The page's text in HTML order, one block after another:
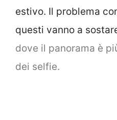
estivo. Il problema
questi vanno a
dove il panorama è
dei selfie.